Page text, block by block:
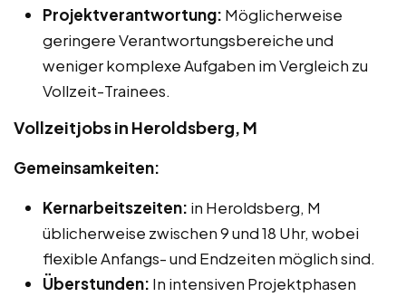
Projektverantwortung: Möglicherweise
geringere Verantwortungsbereiche und
weniger komplexe Aufgaben im Vergleich zu
Vollzeit-Trainees.
Vollzeitjobs in Heroldsberg, M
Gemeinsamkeiten:
Kernarbeitszeiten: in Heroldsberg, M
üblicherweise zwischen 9 und 18 Uhr, wobei
flexible Anfangs- und Endzeiten möglich sind.
Überstunden: In intensiven Projektphasen